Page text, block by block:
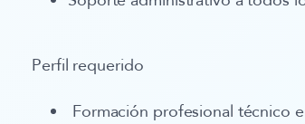
Perfil requerido
Formación profesional técnico